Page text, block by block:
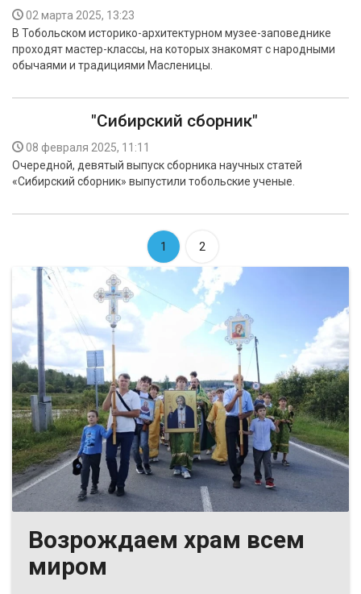
02 марта 2025, 13:23
В Тобольском историко-архитектурном музее-заповеднике
проходят мастер-классы, на которых знакомят с народными
обычаями и традициями Масленицы.
"Сибирский сборник"
08 февраля 2025, 11:11
Очередной, девятый выпуск сборника научных статей
«Сибирский сборник» выпустили тобольские ученые.
1 2
Возрождаем храм всем
миром